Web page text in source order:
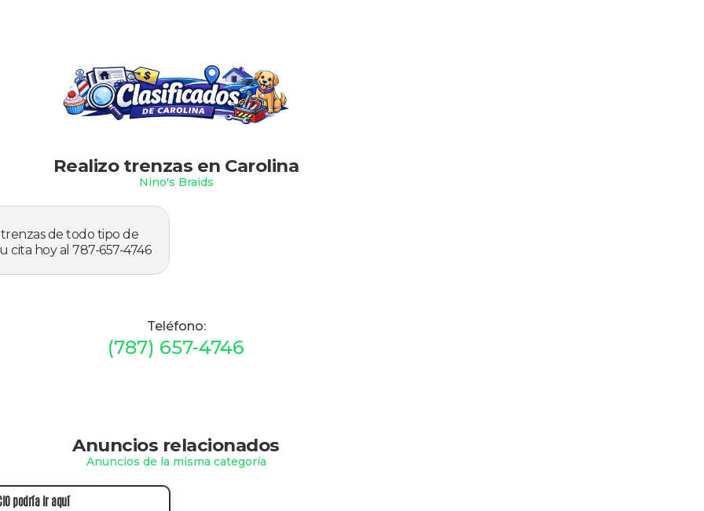
Realizo trenzas en Carolina
Nino's Braids
trenzas de todo tipo de
cita hoy al 787-657-4746
Teléfono:
(787) 657-4746
Anuncios relacionados
Anuncios de la misma categoría
podría ir aquí